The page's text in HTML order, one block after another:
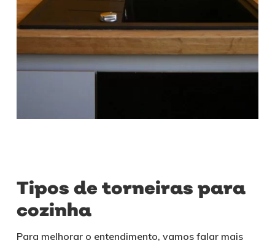
Tipos de torneiras para
cozinha
Para melhorar o entendimento, vamos falar mais